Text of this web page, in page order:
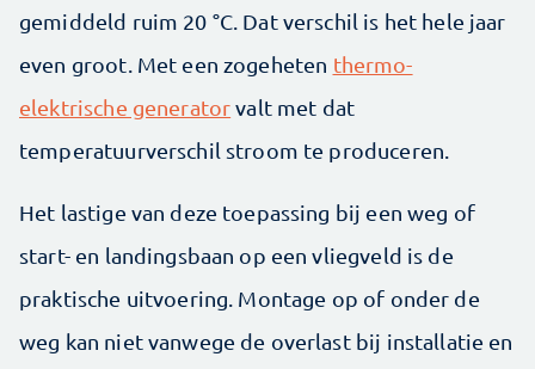
gemiddeld ruim 20 °C. Dat verschil is het hele jaar
even groot. Met een zogeheten thermo-
elektrische generatorvalt met dat
temperatuurverschil stroom te produceren.
Het lastige van deze toepassing bij een weg of
start- en landingsbaan op een vliegveld is de
praktische uitvoering. Montage op of onder de
weg kan niet vanwege de overlast bij installatie en